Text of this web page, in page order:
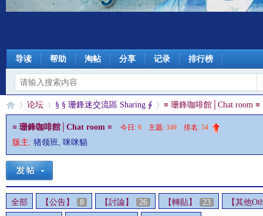
导读 帮助 淘帖 分享 记录 排行榜
§ »
论坛
›
§ § 珊鋒迷交流區 Sharing ∮
›
≡ 珊鋒咖啡館│Chat room ≡
≡ 珊鋒咖啡館│Chat room ≡ 今日: 0 主题: 340 排名: 54
版主: 猪领班, 咪咪貓
全部 【公告】 8 【討論】 26 【轉貼】 23 【其他